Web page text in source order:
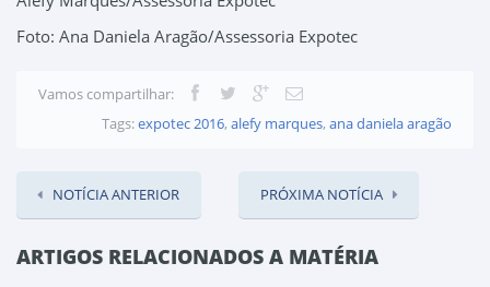
Foto: Ana Daniela Aragão/Assessoria Expotec
Vamos compartilhar:
Tags:expotec 2016, alefy marques, ana daniela aragão
NOTÍCIA ANTERIOR PRÓXIMA NOTÍCIA
ARTIGOS RELACIONADOS A MATÉRIA